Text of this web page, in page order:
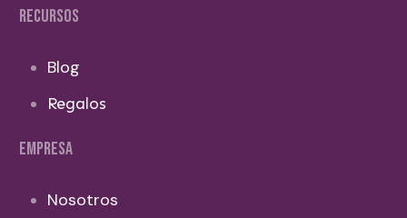
RECURSOS
Blog
Regalos
EMPRESA
Nosotros